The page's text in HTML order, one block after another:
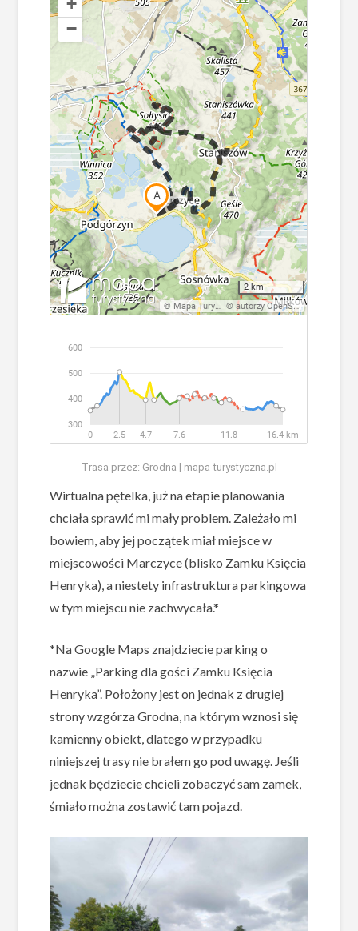
Trasa przez: Grodna | mapa-turystyczna.pl
Wirtualna pętelka, już na etapie planowania
chciała sprawić mi mały problem. Zależało mi
bowiem, aby jej początek miał miejsce w
miejscowości Marczyce (blisko Zamku Księcia
Henryka), a niestety infrastruktura parkingowa
w tym miejscu nie zachwycała.*
*Na Google Maps znajdziecie parking o
nazwie „Parking dla gości Zamku Księcia
Henryka”. Położony jest on jednak z drugiej
strony wzgórza Grodna, na którym wznosi się
kamienny obiekt, dlatego w przypadku
niniejszej trasy nie brałem go pod uwagę. Jeśli
jednak będziecie chcieli zobaczyć sam zamek,
śmiało można zostawić tam pojazd.